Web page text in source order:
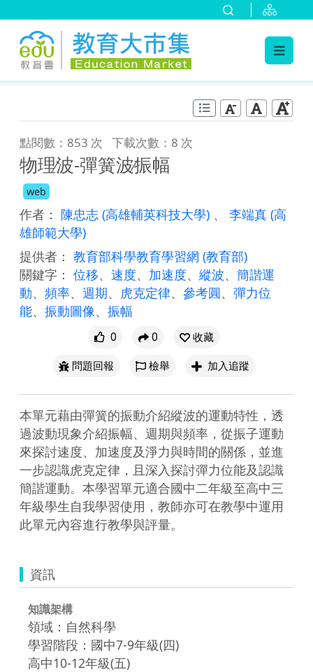
點閱數：853 次 下載次數：8 次
物理∕波-彈簧波∕振幅
web
作者： 陳忠志 (高雄輔英科技大學) 、 李端真 (高
雄師範大學)
提供者： 教育部科學教育學習網 (教育部)
關鍵字： 位移、 速度、 加速度、 縱波、 簡諧運
動、 頻率、 週期、 虎克定律、 參考圓、 彈力位
能、 振動圖像、 振幅
0 0
收藏
問題回報
檢舉 加入追蹤
本單元藉由彈簧的振動介紹縱波的運動特性，透
過波動現象介紹振幅、週期與頻率，從振子運動
來探討速度、加速度及淨力與時間的關係，並進
一步認識虎克定律，且深入探討彈力位能及認識
簡諧運動。本學習單元適合國中二年級至高中三
年級學生自我學習使用，教師亦可在教學中運用
此單元內容進行教學與評量。
資訊
知識架構
領域：自然科學
學習階段：國中7-9年級(四)
高中10-12年級(五)